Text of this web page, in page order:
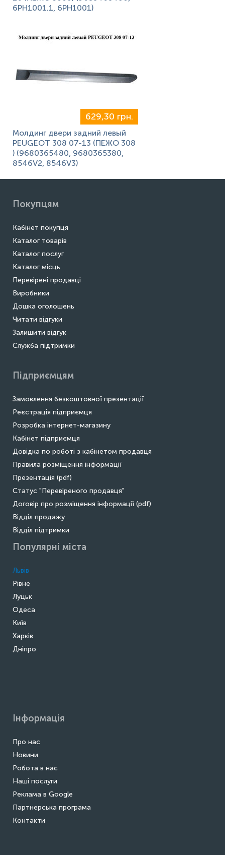
6PH1001.1, 6PH1001)
629,30 грн.
Молдинг двери задний левый
PEUGEOT 308 07-13 (ПЕЖО 308
) (9680365480, 9680365380,
8546V2, 8546V3)
Покупцям
Кабінет покупця
Каталог товарів
Каталог послуг
Каталог місць
Перевірені продавці
Виробники
Дошка оголошень
Читати відгуки
Залишити відгук
Служба підтримки
Підприємцям
Замовлення безкоштовної презентації
Реєстрація підприємця
Розробка інтернет-магазину
Кабінет підприємця
Довідка по роботі з кабінетом продавця
Правила розміщення інформації
Презентація (pdf)
Статус "Перевіреного продавця"
Договір про розміщення інформації (pdf)
Відділ продажу
Відділ підтримки
Популярні міста
Львів
Рівне
Луцьк
Одеса
Київ
Харків
Дніпро
Інформація
Про нас
Новини
Робота в нас
Наші послуги
Реклама в Google
Партнерська програма
Контакти